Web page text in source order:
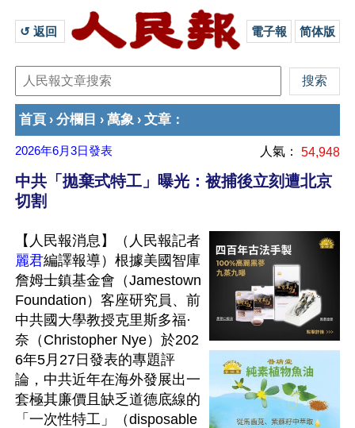
↺ 返回 電子報 简体版
首頁 › 分欄目 › 萬象 › 文章 ：
2026年6月3日發表 人氣： 54,948
中共「拋棄式特工」曝光：被捕後立刻遭北京
切割
【人民報消息】（人民報記者
麗君編譯報導）根據美國智庫
詹姆士鎮基金會（Jamestown
Foundation）客座研究員、前
中共國大學教授克里斯多福·
奈（Christopher Nye）於202
6年5月27日發表的專題評
論，中共近年在海外發展出一
套極其廉價且缺乏道德底線的
「一次性特工」（disposable